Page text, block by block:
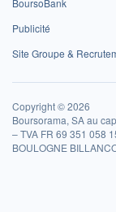
BoursoBank
Publicité
Site Groupe &
Copyright © 2026
Boursorama, SA au
– TVA FR 69 351 058
BOULOGNE